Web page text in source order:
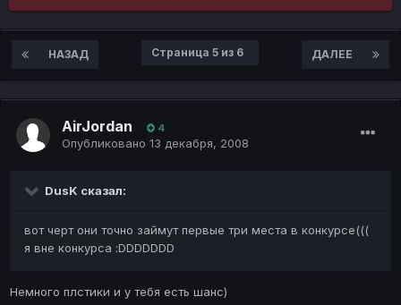
НАЗАД ДАЛЕЕ
Страница 5 из 6
AirJordan 4
Опубликовано 13 декабря, 2008
DusK сказал:
вот черт они точно займут первые три места в конкурсе(((
я вне конкурса :DDDDDDD
Немного плстики и у тебя есть шанс)